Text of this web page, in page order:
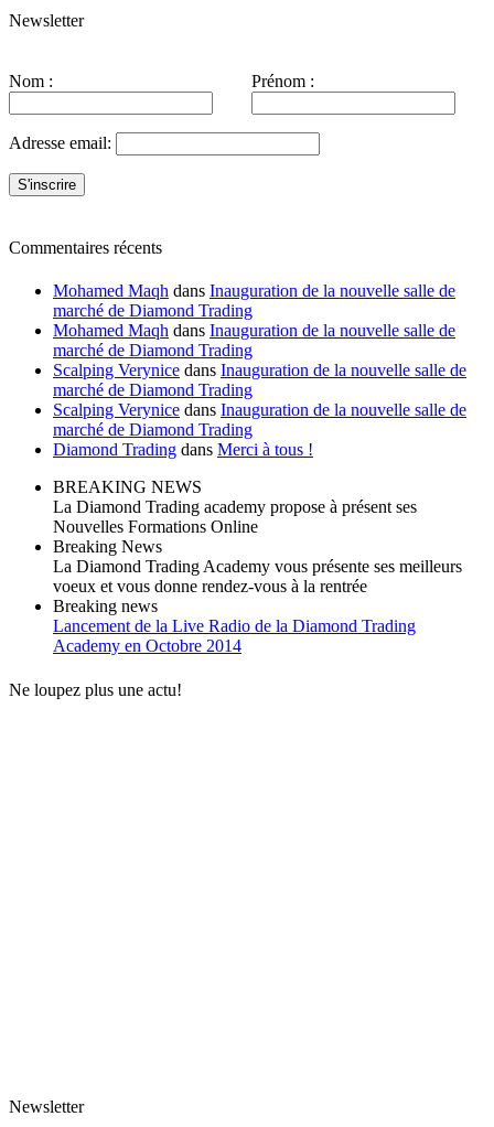
Newsletter
Nom : Prénom :
Adresse email:
Commentaires récents
Mohamed Maqh dans Inauguration de la nouvelle salle de
marché de Diamond Trading
Mohamed Maqh dans Inauguration de la nouvelle salle de
marché de Diamond Trading
Scalping Verynice dans Inauguration de la nouvelle salle de
marché de Diamond Trading
Scalping Verynice dans Inauguration de la nouvelle salle de
marché de Diamond Trading
Diamond Trading dans Merci à tous !
BREAKING NEWS
La Diamond Trading academy propose à présent ses
Nouvelles Formations Online
Breaking News
La Diamond Trading Academy vous présente ses meilleurs
voeux et vous donne rendez-vous à la rentrée
Breaking news
Lancement de la Live Radio de la Diamond Trading
Academy en Octobre 2014
Ne loupez plus une actu!
Newsletter